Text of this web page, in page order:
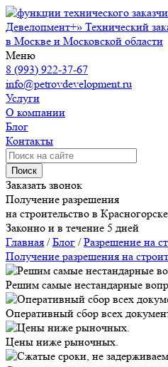
Девелопмент+» Технический
в Москве и Московской области
Меню
8 (993) 922-37-67
info@petrovdevelopment.ru
Услуги
О компании
Блог
Контакты
Поиск
Заказать звонок
Получение разрешения
на строительство в Красногорске
Законно и в течение 5 дней
Главная /Блог /Разрешение на
Получение разрешения на
Решим самые нестандарные
Оперативный сбор всех
Цены ниже рыночных.